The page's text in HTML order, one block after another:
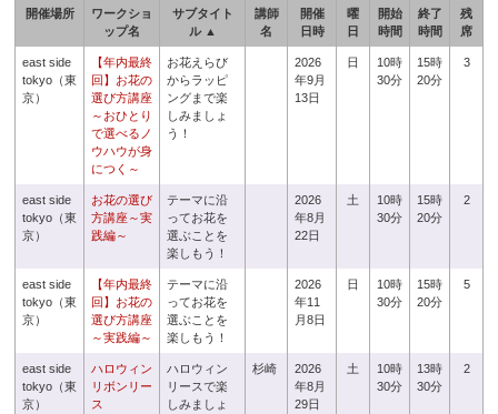
開催場所
ワークショ
ップ名
サブタイト
ル ▲
講師
名
開催
日時
曜
日
開始
時間
終了
時間
残
席
east side
tokyo（東
京）
【年内最終
回】お花の
選び方講座
～おひとり
で選べるノ
ウハウが身
につく～
お花えらび
からラッピ
ングまで楽
しみましょ
う！
2026
年9月
13日
日
10時
30分
15時
20分
3
east side
tokyo（東
京）
お花の選び
方講座～実
践編～
テーマに沿
ってお花を
選ぶことを
楽しもう！
2026
年8月
22日
土
10時
30分
15時
20分
2
east side
tokyo（東
京）
【年内最終
回】お花の
選び方講座
～実践編～
テーマに沿
ってお花を
選ぶことを
楽しもう！
2026
年11
月8日
日
10時
30分
15時
20分
5
east side
tokyo（東
京）
ハロウィン
リボンリー
ス
ハロウィン
リースで楽
しみましょ
杉崎
2026
年8月
29日
土
10時
30分
13時
30分
2